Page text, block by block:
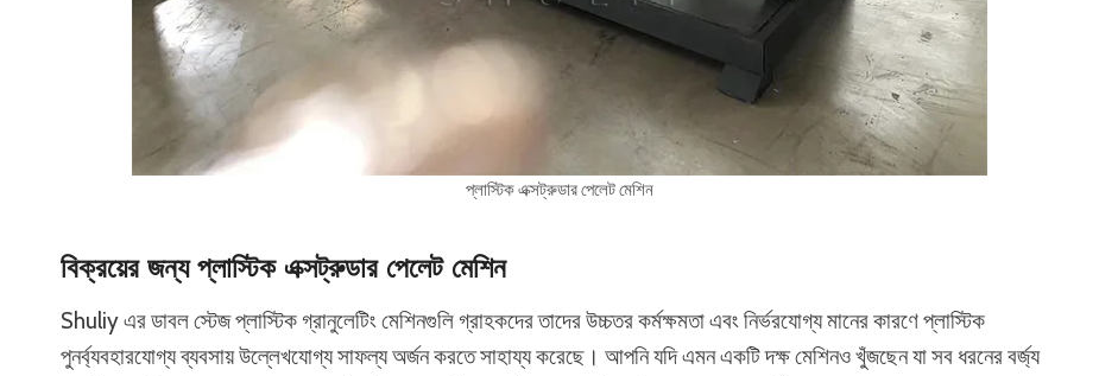
প্লাস্টিক এক্সট্রুডার পেলেট মেশিন
বিক্রয়ের জন্য প্লাস্টিক এক্সট্রুডার পেলেট মেশিন
Shuliy এর ডাবল স্টেজ প্লাস্টিক গ্রানুলেটিং মেশিনগুলি গ্রাহকদের তাদের উচ্চতর কর্মক্ষমতা এবং নির্ভরযোগ্য মানের কারণে প্লাস্টিক
পুনর্ব্যবহারযোগ্য ব্যবসায় উল্লেখযোগ্য সাফল্য অর্জন করতে সাহায্য করেছে। আপনি যদি এমন একটি দক্ষ মেশিনও খুঁজছেন যা সব ধরনের বর্জ্য